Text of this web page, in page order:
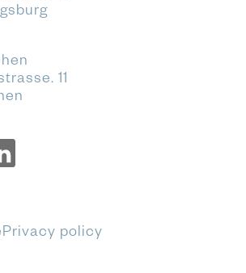
11
Privacy policy